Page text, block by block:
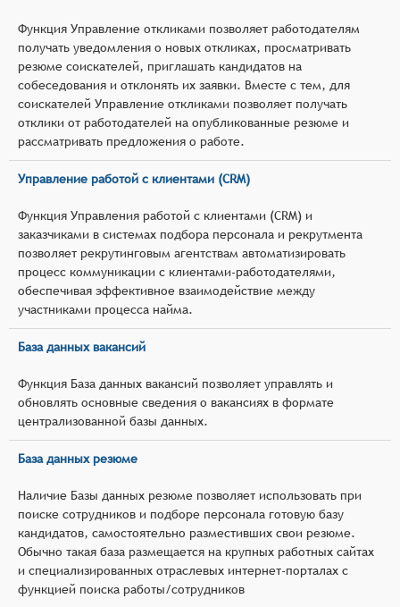
Функция Управление откликами позволяет работодателям
получать уведомления о новых откликах, просматривать
резюме соискателей, приглашать кандидатов на
собеседования и отклонять их заявки. Вместе с тем, для
соискателей Управление откликами позволяет получать
отклики от работодателей на опубликованные резюме и
рассматривать предложения о работе.
Управление работой с клиентами (CRM)
Функция Управления работой с клиентами (CRM) и
заказчиками в системах подбора персонала и рекрутмента
позволяет рекрутинговым агентствам автоматизировать
процесс коммуникации с клиентами-работодателями,
обеспечивая эффективное взаимодействие между
участниками процесса найма.
База данных вакансий
Функция База данных вакансий позволяет управлять и
обновлять основные сведения о вакансиях в формате
централизованной базы данных.
База данных резюме
Наличие Базы данных резюме позволяет использовать при
поиске сотрудников и подборе персонала готовую базу
кандидатов, самостоятельно разместивших свои резюме.
Обычно такая база размещается на крупных работных сайтах
и специализированных отраслевых интернет-порталах с
функцией поиска работы/сотрудников